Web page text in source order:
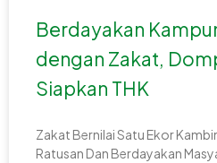
Berdayakan
dengan Zakat,
Siapkan THK
Zakat Bernilai Satu Ekor
Ratusan Dan Berdayakan